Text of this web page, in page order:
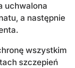
uchwalona
a następnie
wszystkim
szczepień